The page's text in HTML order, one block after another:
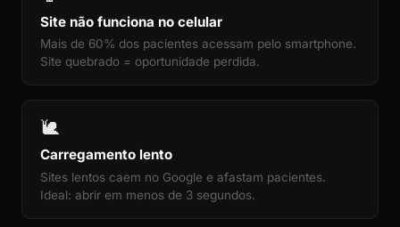
Site não funciona no celular
Mais de 60% dos pacientes acessam pelo smartphone.
Site quebrado = oportunidade perdida.
🐌
Carregamento lento
Sites lentos caem no Google e afastam pacientes.
Ideal: abrir em menos de 3 segundos.